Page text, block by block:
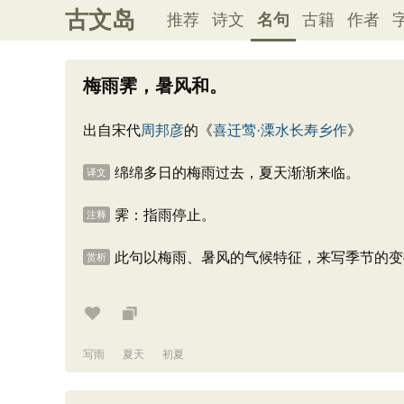
古文岛 推荐 诗文 名句 古籍 作者
梅雨霁，暑风和。
出自宋代周邦彦的《喜迁莺·溧水长寿乡作》
译文 绵绵多日的梅雨过去，夏天渐渐来临。
注释 霁：指雨停止。
赏析 此句以梅雨、暑风的气候特征，来写季节的变
写雨 夏天 初夏